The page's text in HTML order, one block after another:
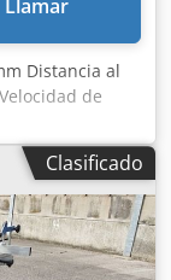
Llamar
Distancia al
de
de la mesa 600
x 3-16 mm
1000 mm
máquina aprox.
m
gris - La gran
-
Clasificado